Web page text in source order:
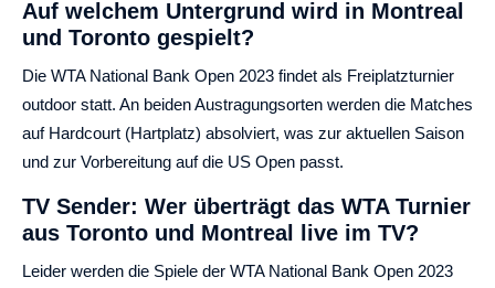
Auf welchem Untergrund wird in Montreal
und Toronto gespielt?
Die WTA National Bank Open 2023 findet als Freiplatzturnier
outdoor statt. An beiden Austragungsorten werden die Matches
auf Hardcourt (Hartplatz) absolviert, was zur aktuellen Saison
und zur Vorbereitung auf die US Open passt.
TV Sender: Wer überträgt das WTA Turnier
aus Toronto und Montreal live im TV?
Leider werden die Spiele der WTA National Bank Open 2023